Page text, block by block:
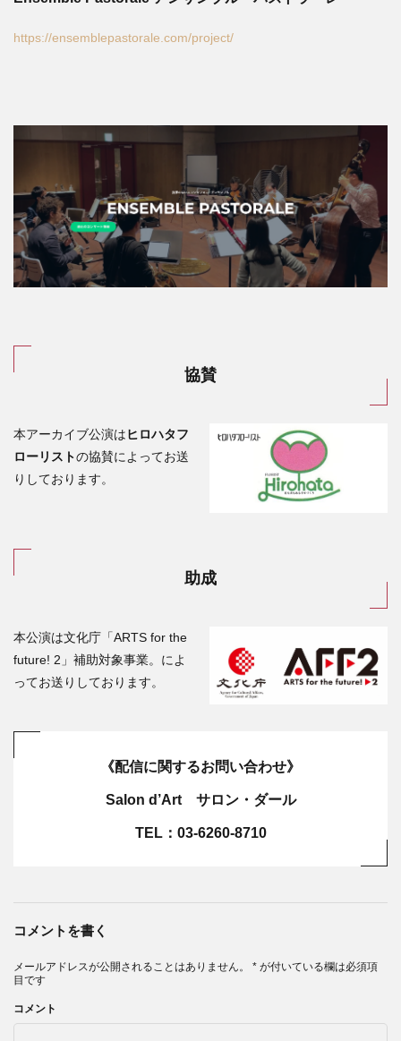
https://ensemblepastorale.com/project/
協賛
本アーカイブ公演はヒロハタフ
ローリストの協賛によってお送
りしております。
助成
本公演は文化庁「ARTS for the
future! 2」補助対象事業。 によ
ってお送りしております。
《配信に関するお問い合わせ》
Salon d’Art サロン・ダール
TEL：03-6260-8710
コメントを書く
メールアドレスが公開されることはありません。 * が付いている欄は必須項
目です
コメント